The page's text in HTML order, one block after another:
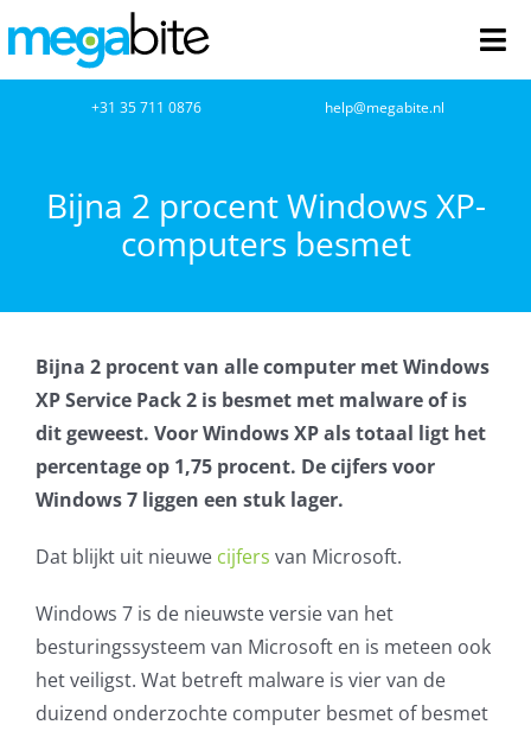
naar
inhoud
Netwerkbeheer
Cloud Computing
VOIP
Microsoft NCE
AVG
Office365
Glasvezelverbindingen
+31 35 711 0876 help@megabite.nl
Bijna 2 procent Windows XP-
computers besmet
Bijna 2 procent van alle computer met Windows
XP Service Pack 2 is besmet met malware of is
dit geweest. Voor Windows XP als totaal ligt het
percentage op 1,75 procent. De cijfers voor
Windows 7 liggen een stuk lager.
Dat blijkt uit nieuwe cijfers van Microsoft.
Windows 7 is de nieuwste versie van het
besturingssysteem van Microsoft en is meteen ook
het veiligst. Wat betreft malware is vier van de
duizend onderzochte computer besmet of besmet